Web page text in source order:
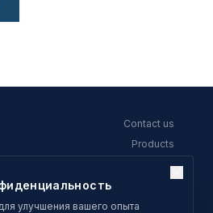
улучшения вашего опыта
Contact us
Products
About
Terms of service
Privacy policy